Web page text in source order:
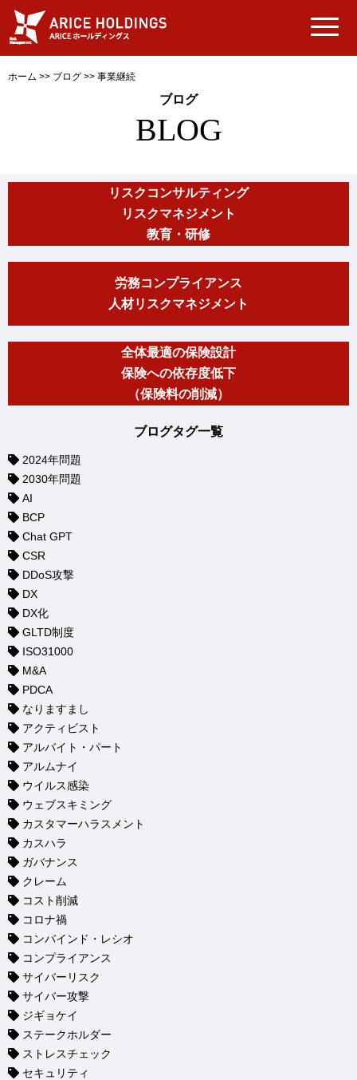
ホーム >> ブログ >> 事業継続
ブログ
BLOG
リスクコンサルティング
リスクマネジメント
教育・研修
労務コンプライアンス
人材リスクマネジメント
全体最適の保険設計
保険への依存度低下
（保険料の削減）
ブログタグ一覧
2024年問題
2030年問題
AI
BCP
Chat GPT
CSR
DDoS攻撃
DX
DX化
GLTD制度
ISO31000
M&A
PDCA
なりますまし
アクティビスト
アルバイト・パート
アルムナイ
ウイルス感染
ウェブスキミング
カスタマーハラスメント
カスハラ
ガバナンス
クレーム
コスト削減
コロナ禍
コンバインド・レシオ
コンプライアンス
サイバーリスク
サイバー攻撃
ジギョケイ
ステークホルダー
ストレスチェック
セキュリティ